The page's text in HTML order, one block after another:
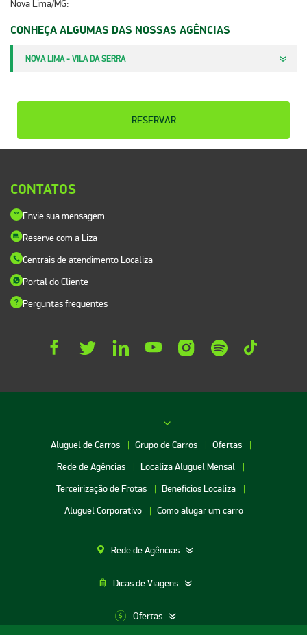
Nova Lima/MG:​​​​
CONHEÇA ALGUMAS DAS NOSSAS AGÊNCIAS
NOVA LIMA - VILA DA SERRA
RESERVAR
CONTATOS
Envie sua mensagem
Reserve com a Liza
Centrais de atendimento Localiza
Portal do Cliente
Perguntas frequentes
Aluguel de Carros Grupo de Carros
Ofertas
Rede de Agências
Localiza Aluguel Mensal
Terceirização de Frotas
Benefícios Localiza
Aluguel Corporativo
Como alugar um carro
Rede de Agências
Dicas de Viagens
Ofertas